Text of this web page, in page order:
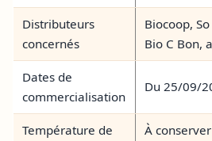
Distributeurs
concernés
Biocoop,
Bio C Bon,
Dates de
commercialisation
Du 25/09/
Température de
À